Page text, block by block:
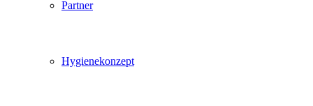
Partner
Hygienekonzept